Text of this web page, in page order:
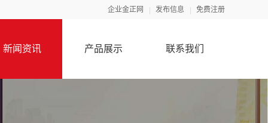
企业金正网 发布信息 免费注册
新闻资讯 产品展示 联系我们